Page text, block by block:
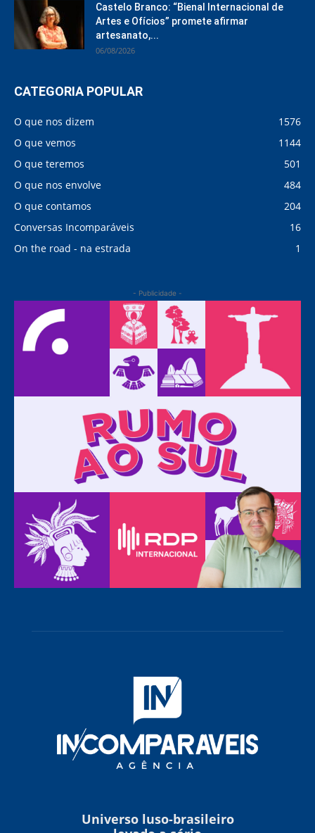
Castelo Branco: “Bienal Internacional de
Artes e Ofícios” promete afirmar
artesanato,...
06/08/2026
CATEGORIA POPULAR
O que nos dizem
1576
O que vemos
1144
O que teremos
501
O que nos envolve
484
O que contamos
204
Conversas Incomparáveis
16
On the road - na estrada
1
- Publicidade -
Universo luso-brasileiro